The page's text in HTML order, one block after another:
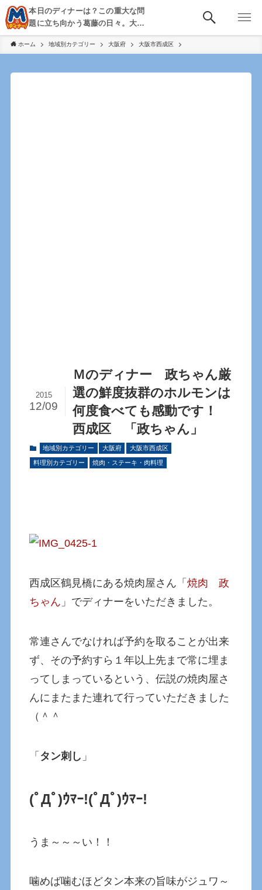
本日のディナーは？この重大な問
題に立ち向かう葛藤の日々。大
阪・京都・神戸を中心とした食べ
歩き、飲み歩きを綴る。
ホーム 地域別カテゴリー 大阪府 大阪市西成区
Ｍのディナー 政ちゃん厳
選の鮮度抜群のホルモンは
何度食べても感動です！
西成区 「政ちゃん」
2015
12/09
地域別カテゴリー 大阪府 大阪市西成区
料理別カテゴリー 焼肉・ステーキ・肉料理
西成区鶴見橋にある焼肉屋さん「焼肉 政
ちゃん 」でディナーをいただきました。
常連さんでなければ予約を取ることが出来
ず、その予約すら１年以上先まで常に埋ま
ってしまっているという、伝説の焼肉屋さ
んにまたまた連れて行っていただきました
（＾＾
「 タン刺し 」
(ﾟДﾟ)ｳﾏｰ!(ﾟДﾟ)ｳﾏｰ!
うま～～～い！！
噛めば噛むほどタン本来の旨味がジュワ～